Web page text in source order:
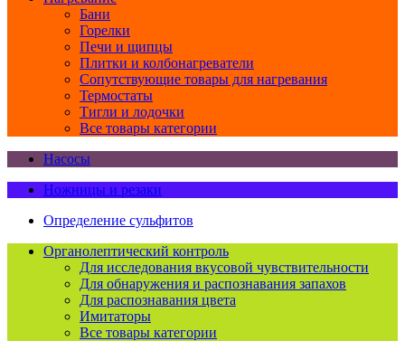
Бани
Горелки
Печи и щипцы
Плитки и колбонагреватели
Сопутствующие товары для нагревания
Термостаты
Тигли и лодочки
Все товары категории
Насосы
Ножницы и резаки
Определение сульфитов
Органолептический контроль
Для исследования вкусовой чувствительности
Для обнаружения и распознавания запахов
Для распознавания цвета
Имитаторы
Все товары категории